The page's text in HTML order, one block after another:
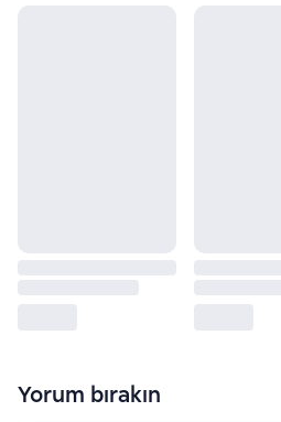
Yorum bırakın